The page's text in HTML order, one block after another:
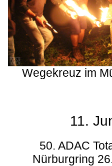
Wegekreuz im
11.
50. ADAC
Nürburgring